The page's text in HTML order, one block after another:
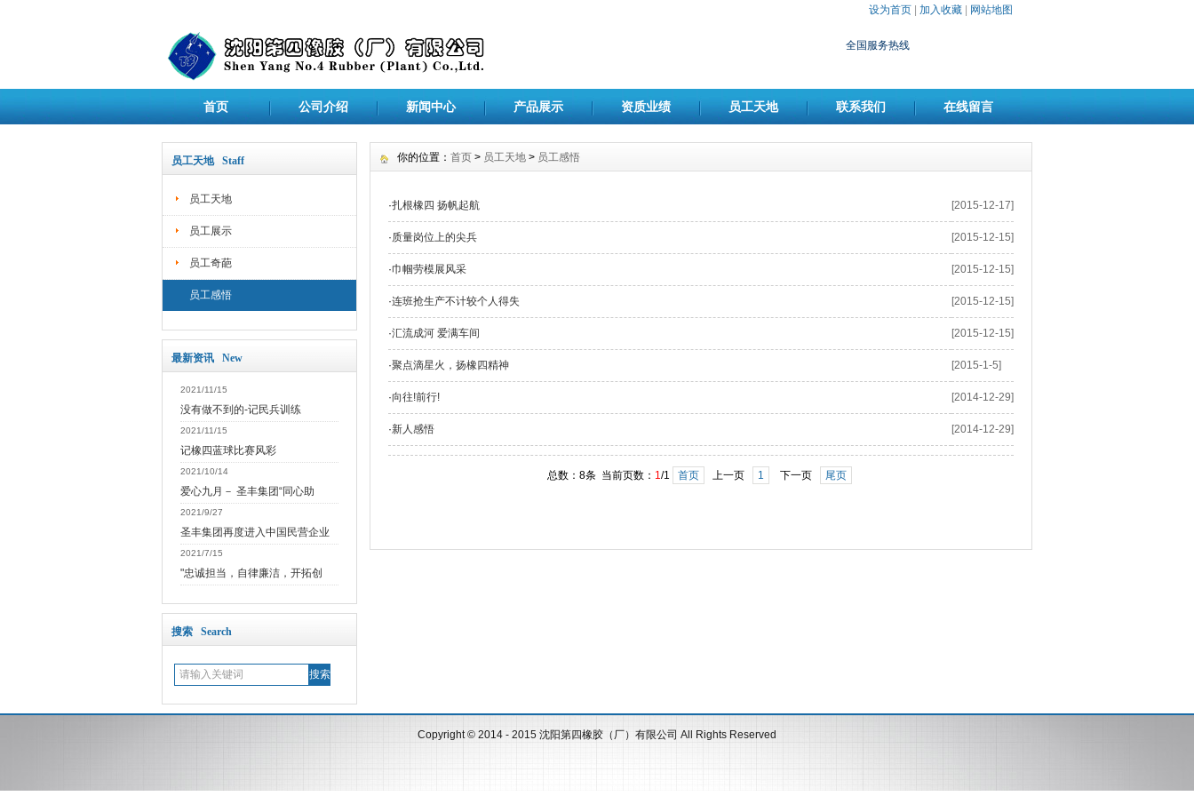
设为首页| 加入收藏| 网站地图
全国服务热线
首页 公司介绍 新闻中心 产品展示 资质业绩 员工天地 联系我们 在线留言
员工天地 Staff
员工天地
员工展示
员工奇葩
员工感悟
最新资讯 New
2021/11/15
没有做不到的-记民兵训练
2021/11/15
记橡四蓝球比赛风彩
2021/10/14
爱心九月－ 圣丰集团“同心助
2021/9/27
圣丰集团再度进入中国民营企业
2021/7/15
"忠诚担当，自律廉洁，开拓创
搜索 Search
你的位置： 首页 > 员工天地 > 员工感悟
·扎根橡四 扬帆起航 [2015-12-17]
·质量岗位上的尖兵 [2015-12-15]
·巾帼劳模展风采 [2015-12-15]
·连班抢生产不计较个人得失 [2015-12-15]
·汇流成河 爱满车间 [2015-12-15]
·聚点滴星火，扬橡四精神 [2015-1-5]
·向往!前行! [2014-12-29]
·新人感悟 [2014-12-29]
总数：8条 当前页数： 1/1 首页 上一页 1 下一页 尾页
Copyright © 2014 - 2015 沈阳第四橡胶（厂）有限公司 All Rights Reserved